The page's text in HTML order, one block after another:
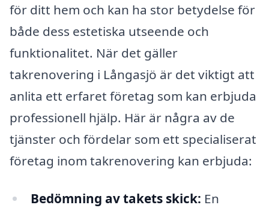
för ditt hem och kan ha stor betydelse för
både dess estetiska utseende och
funktionalitet. När det gäller
takrenovering i Långasjö är det viktigt att
anlita ett erfaret företag som kan erbjuda
professionell hjälp. Här är några av de
tjänster och fördelar som ett specialiserat
företag inom takrenovering kan erbjuda:
Bedömning av takets skick: En